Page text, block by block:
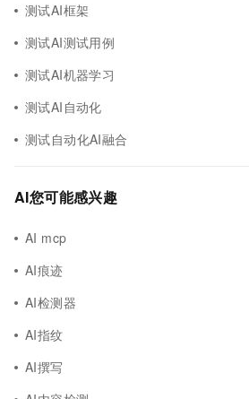
测试AI框架
测试AI测试用例
测试AI机器学习
测试AI自动化
测试自动化AI融合
AI您可能感兴趣
AI mcp
AI痕迹
AI检测器
AI指纹
AI撰写